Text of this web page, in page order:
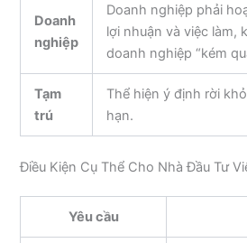
Doanh
nghiệp
Doanh nghiệp phải
lợi nhuận và việc làm,
doanh nghiệp “kém
Tạm
trú
Thể hiện ý định rời
hạn.
Điều Kiện Cụ Thể Cho Nhà Đầu Tư
Yêu cầu